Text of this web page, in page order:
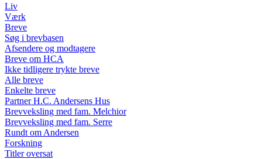
Liv
Værk
Breve
Søg i brevbasen
Afsendere og modtagere
Breve om HCA
Ikke tidligere trykte breve
Alle breve
Enkelte breve
Partner H.C. Andersens Hus
Brevveksling med fam. Melchior
Brevveksling med fam. Serre
Rundt om Andersen
Forskning
Titler oversat